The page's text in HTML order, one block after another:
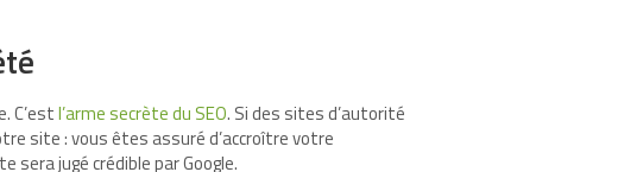
C’estl’arme secrète du SEO. Si des sites d’autorité
site : vous êtes assuré d’accroître votre
sera jugé crédible par Google.